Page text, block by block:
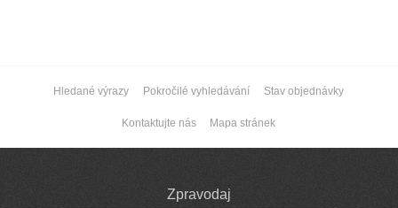
Hledané výrazy Pokročilé vyhledávání Stav objednávky
Kontaktujte nás Mapa stránek
Zpravodaj